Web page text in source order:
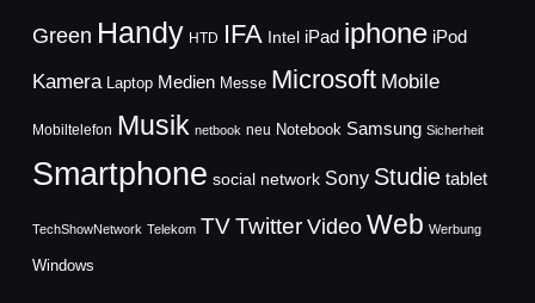
Green Handy HTD IFA Intel iPad iphone iPod
Kamera Laptop Medien Messe Microsoft Mobile
Mobiltelefon Musik netbook neu Notebook Samsung Sicherheit
Smartphone social network Sony Studie tablet
TechShowNetwork Telekom TVTwitter Video Web Werbung
Windows